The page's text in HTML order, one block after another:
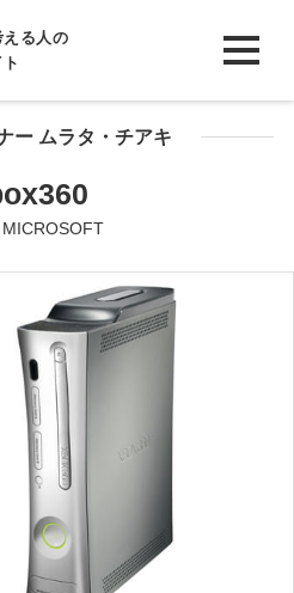
る人の
ー ムラタ・チアキ